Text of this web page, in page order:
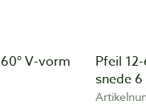
V-vorm
Pfeil
snede